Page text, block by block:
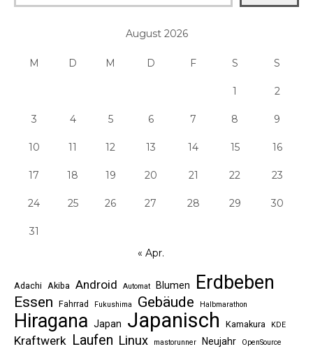
August 2026
M D M D F S S
1 2
3 4 5 6 7 8 9
10 11 12 13 14 15 16
17 18 19 20 21 22 23
24 25 26 27 28 29 30
31
« Apr.
Adachi Akiba Android Automat Blumen Erdbeben
Essen Fahrrad Fukushima Gebäude Halbmarathon
Hiragana Japan Japanisch Kamakura KDE
Kraftwerk Laufen Linux mastorunner Neujahr
OpenSource